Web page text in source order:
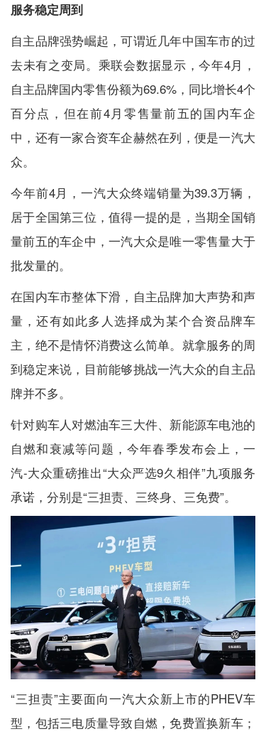
服务稳定周到
自主品牌强势崛起，可谓近几年中国车市的过
去未有之变局。乘联会数据显示，今年4月，
自主品牌国内零售份额为69.6%，同比增长4个
百分点，但在前4月零售量前五的国内车企
中，还有一家合资车企赫然在列，便是一汽大
众。
今年前4月，一汽大众终端销量为39.3万辆，
居于全国第三位，值得一提的是，当期全国销
量前五的车企中，一汽大众是唯一零售量大于
批发量的。
在国内车市整体下滑，自主品牌加大声势和声
量，还有如此多人选择成为某个合资品牌车
主，绝不是情怀消费这么简单。就拿服务的周
到稳定来说，目前能够挑战一汽大众的自主品
牌并不多。
针对购车人对燃油车三大件、新能源车电池的
自燃和衰减等问题，今年春季发布会上，一
汽-大众重磅推出“大众严选9久相伴”九项服务
承诺，分别是“三担责、三终身、三免费”。
“三担责”主要面向一汽大众新上市的PHEV车
型，包括三电质量导致自燃，免费置换新车；